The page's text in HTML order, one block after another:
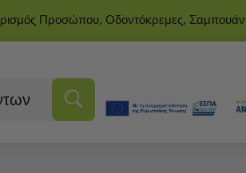
Προσώπου, Οδοντόκρεμες, Σαμπουάν